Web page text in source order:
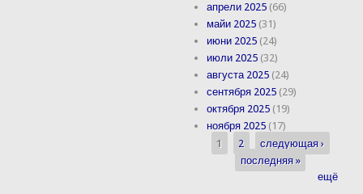
апрели 2025 (66)
майи 2025 (31)
июни 2025 (24)
июли 2025 (32)
августа 2025 (24)
сентября 2025 (29)
октября 2025 (19)
ноября 2025 (17)
Страницы
1 2
следующая ›
последняя »
ещё